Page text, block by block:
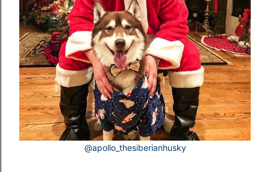
@apollo_thesiberianhusky